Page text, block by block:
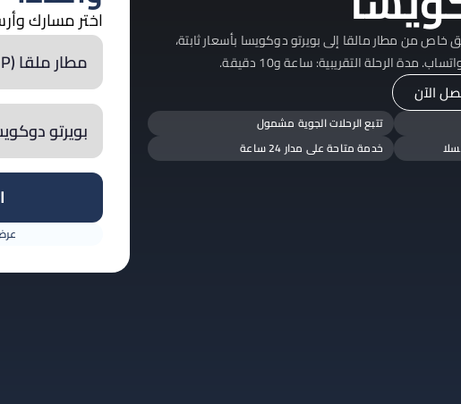
من مطار مالقا إلى بويرتو دوكويسا بأسعار ثابتة،
الرحلة التقريبية: ساعة و10 دقيقة.
الآن
تتبع الرحلات الجوية مشمول
خدمة متاحة على مدار 24 ساعة
اختر مسارك